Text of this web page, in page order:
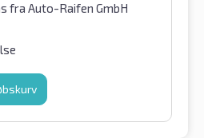
fra Auto-Raifen GmbH